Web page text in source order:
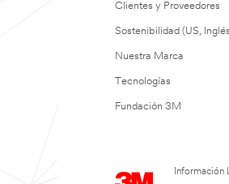
Clientes y Proveedores
Sostenibilidad (US,
Nuestra Marca
Tecnologías
Fundación 3M
Información